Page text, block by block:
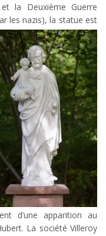
la Deuxième Guerre
les nazis), la statue est
d’une apparition au
La société Villeroy